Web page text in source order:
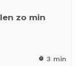
zo min
timer 3 min